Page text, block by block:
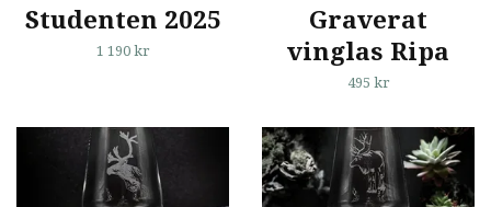
Studenten 2025
1 190 kr
Graverat
vinglas Ripa
495 kr